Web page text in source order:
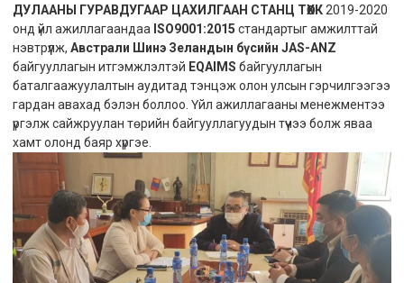
ДУЛААНЫ ГУРАВДУГААР ЦАХИЛГААН СТАНЦ ТӨХК2019-2020
онд үйл ажиллагаандаа ISO9001:2015 стандартыг амжилттай
нэвтрүүлж, Австрали Шинэ Зеландын бүсийн JAS-ANZ
байгууллагын итгэмжлэлтэй EQAIMS байгууллагын
баталгаажуулалтын аудитад тэнцэж олон улсын гэрчилгээгээ
гардан авахад бэлэн боллоо. Үйл ажиллагааны менежментээ
үргэлж сайжруулан төрийн байгууллагуудын түүчээ болж яваа
хамт олонд баяр хүргэе.